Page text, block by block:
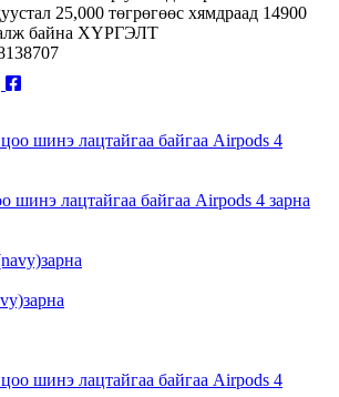
25,000 төгрөгөөс хямдраад 14900
байна ХҮРГЭЛТ
шинэ лацтайгаа байгаа Airpods 4 зарна